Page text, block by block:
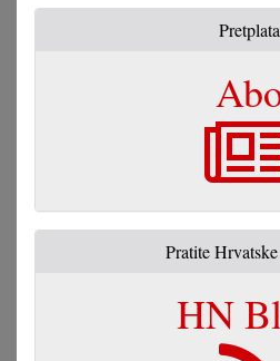
Pretplata
Pratite
HN